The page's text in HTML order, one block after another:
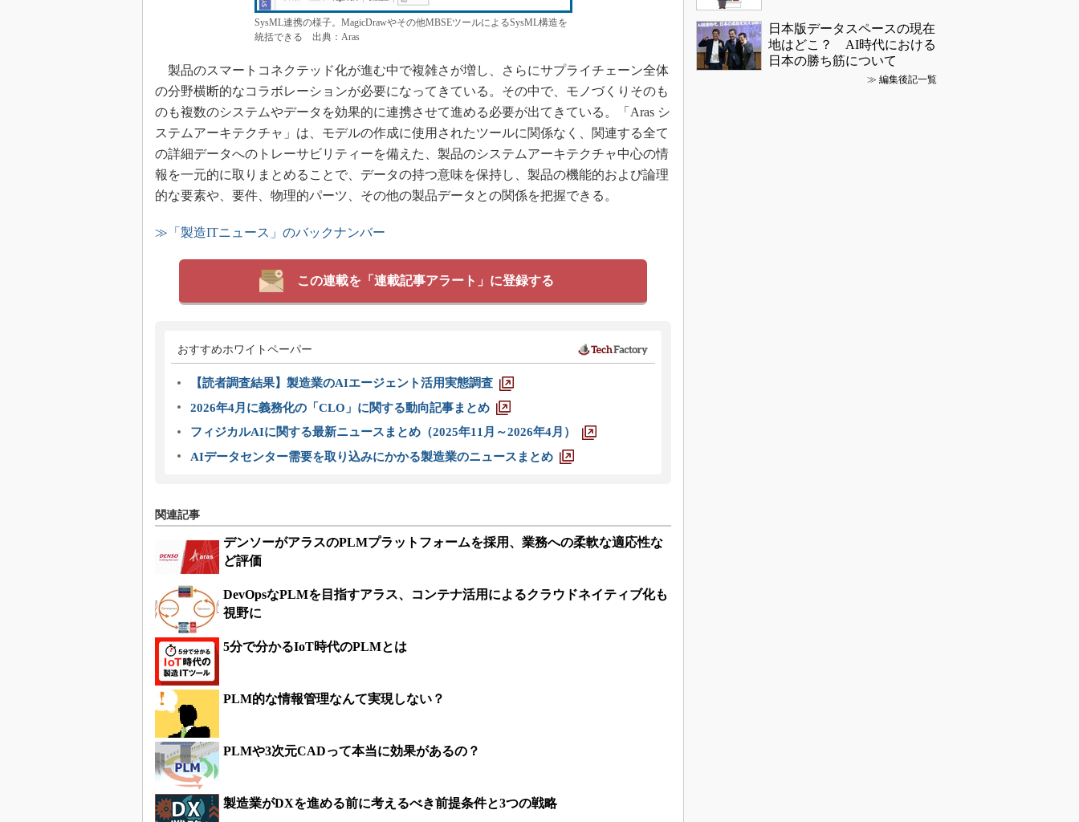
SysML連携の様子。MagicDrawやその他MBSEツールによるSysML構造を
統括できる 出典：Aras
製品のスマートコネクテッド化が進む中で複雑さが増し、さらにサプライチェーン全体
の分野横断的なコラボレーションが必要になってきている。その中で、モノづくりそのも
のも複数のシステムやデータを効果的に連携させて進める必要が出てきている。「Aras シ
ステムアーキテクチャ」は、モデルの作成に使用されたツールに関係なく、関連する全て
の詳細データへのトレーサビリティーを備えた、製品のシステムアーキテクチャ中心の情
報を一元的に取りまとめることで、データの持つ意味を保持し、製品の機能的および論理
的な要素や、要件、物理的パーツ、その他の製品データとの関係を把握できる。
≫「製造ITニュース」のバックナンバー
この連載を「連載記事アラート」に登録する
おすすめホワイトペーパー
【読者調査結果】製造業のAIエージェント活用実態調査
2026年4月に義務化の「CLO」に関する動向記事まとめ
フィジカルAIに関する最新ニュースまとめ（2025年11月～2026年4月）
AIデータセンター需要を取り込みにかかる製造業のニュースまとめ
関連記事
デンソーがアラスのPLMプラットフォームを採用、業務への柔軟な適応性な
ど評価
DevOpsなPLMを目指すアラス、コンテナ活用によるクラウドネイティブ化も
視野に
5分で分かるIoT時代のPLMとは
PLM的な情報管理なんて実現しない？
PLMや3次元CADって本当に効果があるの？
製造業がDXを進める前に考えるべき前提条件と3つの戦略
日本版データスペースの現在
地はどこ？ AI時代における
日本の勝ち筋について
≫ 編集後記一覧